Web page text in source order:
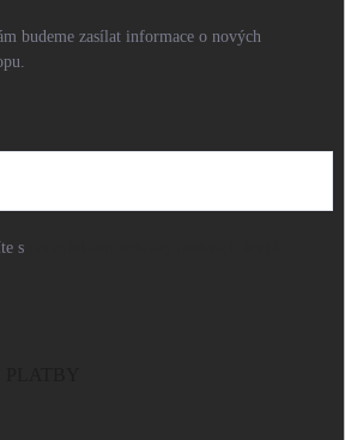
budeme zasílat informace o nových
s